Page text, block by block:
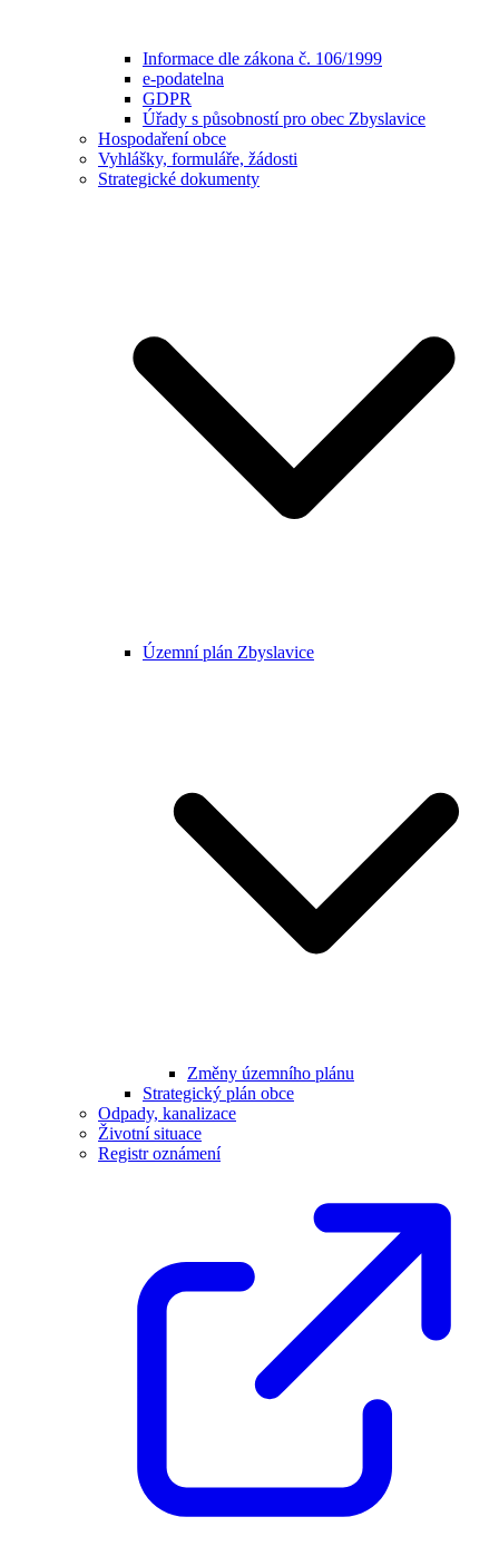
Informace dle zákona č. 106/1999
e-podatelna
GDPR
Úřady s působností pro obec Zbyslavice
Hospodaření obce
Vyhlášky, formuláře, žádosti
Strategické dokumenty
Územní plán Zbyslavice
Změny územního plánu
Strategický plán obce
Odpady, kanalizace
Životní situace
Registr oznámení